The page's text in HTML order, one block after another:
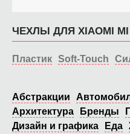
ЧЕХЛЫ ДЛЯ XIAOMI MI
Пластик Soft-Touch
Абстракции
Архитектура
Бренды
Дизайн и графика
Еда